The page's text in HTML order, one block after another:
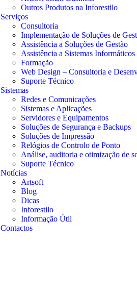
Outros Produtos na Inforestilo
Serviços
Consultoria
Implementação de Soluções de
Assistência a Soluções de Gestão
Assistência a Sistemas Informáticos
Formação
Web Design – Consultoria e
Suporte Técnico
Sistemas
Redes e Comunicações
Sistemas e Aplicações
Servidores e Equipamentos
Soluções de Segurança e Backups
Soluções de Impressão
Relógios de Controlo de Ponto
Análise, auditoria e otimização de
Suporte Técnico
Notícias
Artsoft
Blog
Dicas
Inforestilo
Informação Útil
Contactos